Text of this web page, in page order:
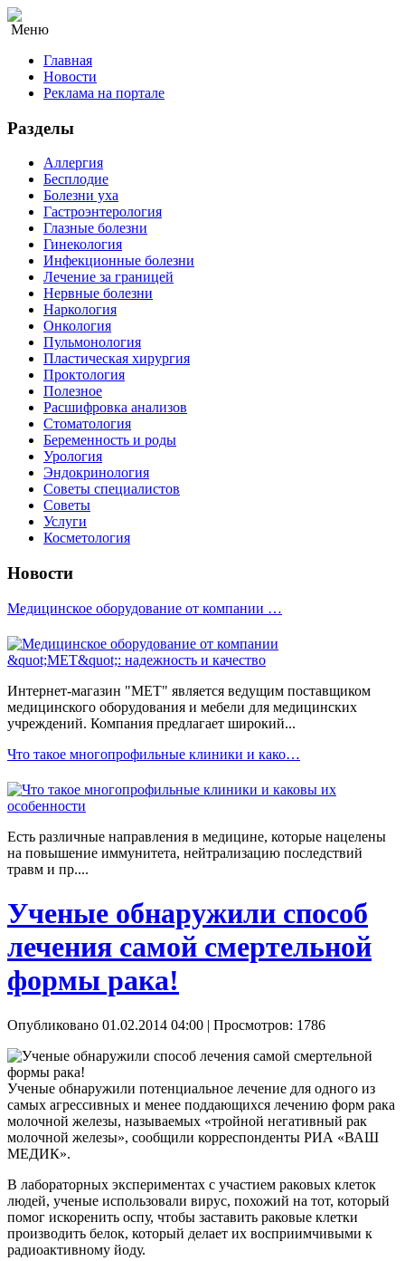
Меню
Главная
Новости
Реклама на портале
Разделы
Аллергия
Бесплодие
Болезни уха
Гастроэнтерология
Глазные болезни
Гинекология
Инфекционные болезни
Лечение за границей
Нервные болезни
Наркология
Онкология
Пульмонология
Пластическая хирургия
Проктология
Полезное
Расшифровка анализов
Стоматология
Беременность и роды
Урология
Эндокринология
Советы специалистов
Советы
Услуги
Косметология
Новости
Медицинское оборудование от компании …
Интернет-магазин "МЕТ" является ведущим поставщиком
медицинского оборудования и мебели для медицинских
учреждений. Компания предлагает широкий...
Что такое многопрофильные клиники и како…
Есть различные направления в медицине, которые нацелены
на повышение иммунитета, нейтрализацию последствий
травм и пр....
Ученые обнаружили способ
лечения самой смертельной
формы рака!
Опубликовано 01.02.2014 04:00 | Просмотров: 1786
Ученые обнаружили потенциальное лечение для одного из
самых агрессивных и менее поддающихся лечению форм рака
молочной железы, называемых «тройной негативный рак
молочной железы», сообщили корреспонденты РИА «ВАШ
МЕДИК».
В лабораторных экспериментах с участием раковых клеток
людей, ученые использовали вирус, похожий на тот, который
помог искоренить оспу, чтобы заставить раковые клетки
производить белок, который делает их восприимчивыми к
радиоактивному йоду.